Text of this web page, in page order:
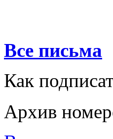
Все письма
Как
Архив